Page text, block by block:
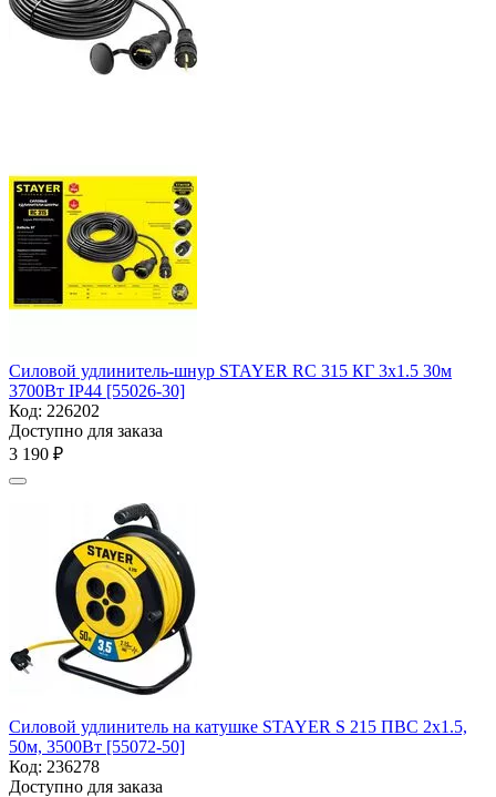
Силовой удлинитель-шнур STAYER RC 315 КГ 3х1.5 30м
3700Вт IP44 [55026-30]
Код: 226202
Доступно для заказа
3 190 ₽
Силовой удлинитель на катушке STAYER S 215 ПВС 2х1.5,
50м, 3500Вт [55072-50]
Код: 236278
Доступно для заказа